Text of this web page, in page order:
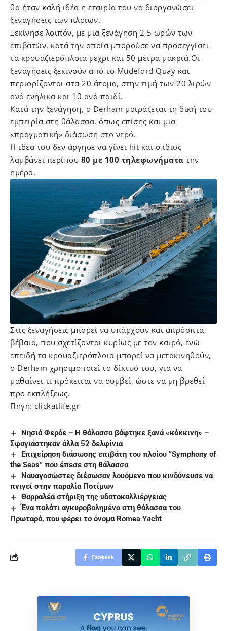
θα ήταν καλή ιδέα η εταιρία του να διοργανώσει
ξεναγήσεις των πλοίων.
Ξεκίνησε λοιπόν, με μια ξενάγηση 2,5 ωρών των
επιβατών, κατά την οποία μπορούσε να προσεγγίσει
τα κρουαζιερόπλοια μέχρι και 50 μέτρα μακριά.Οι
ξεναγήσεις ξεκινούν από το Mudeford Quay και
περιορίζονται στα 20 άτομα, στην τιμή των 20 λιρών
ανά ενήλικα και 10 ανά παιδί.
Κατά την ξενάγηση, ο Derham μοιράζεται τη δική του
εμπειρία στη θάλασσα, όπως επίσης και μια
«πραγματική» διάσωση στο νερό.
Η ιδέα του δεν άργησε να γίνει hit και ο ίδιος
λαμβάνει περίπου 80 με 100 τηλεφωνήματα την
ημέρα.
Στις ξεναγήσεις μπορεί να υπάρχουν και απρόοπτα,
βέβαια, που σχετίζονται κυρίως με τον καιρό, ενώ
επειδή τα κρουαζιερόπλοια μπορεί να μετακινηθούν,
ο Derham χρησιμοποιεί το δίκτυό του, για να
μαθαίνει τι πρόκειται να συμβεί, ώστε να μη βρεθεί
προ εκπλήξεως.
Πηγή: clickatlife.gr
Νησιά Φερόε – H θάλασσα βάφτηκε ξανά «κόκκινη» –
Σφαγιάστηκαν άλλα 52 δελφίνια
Επιχείρηση διάσωσης επιβάτη του πλοίου “Symphony of
the Seas” που έπεσε στη θάλασσα
Ναυαγοσώστες διέσωσαν λουόμενο που κινδύνευσε να
πνιγεί στην παραλία Ποτίμων
Θαρραλέα στήριξη της υδατοκαλλιέργειας
Ένα παλάτι αγκυροβολημένο στη θάλασσα του
Πρωταρά, που φέρει το όνομα Romea Yacht
Facebook